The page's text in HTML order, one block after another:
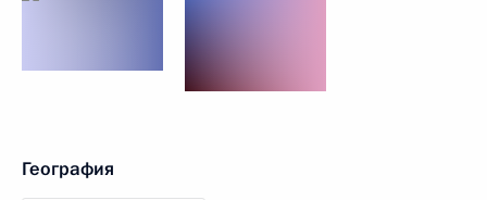
География